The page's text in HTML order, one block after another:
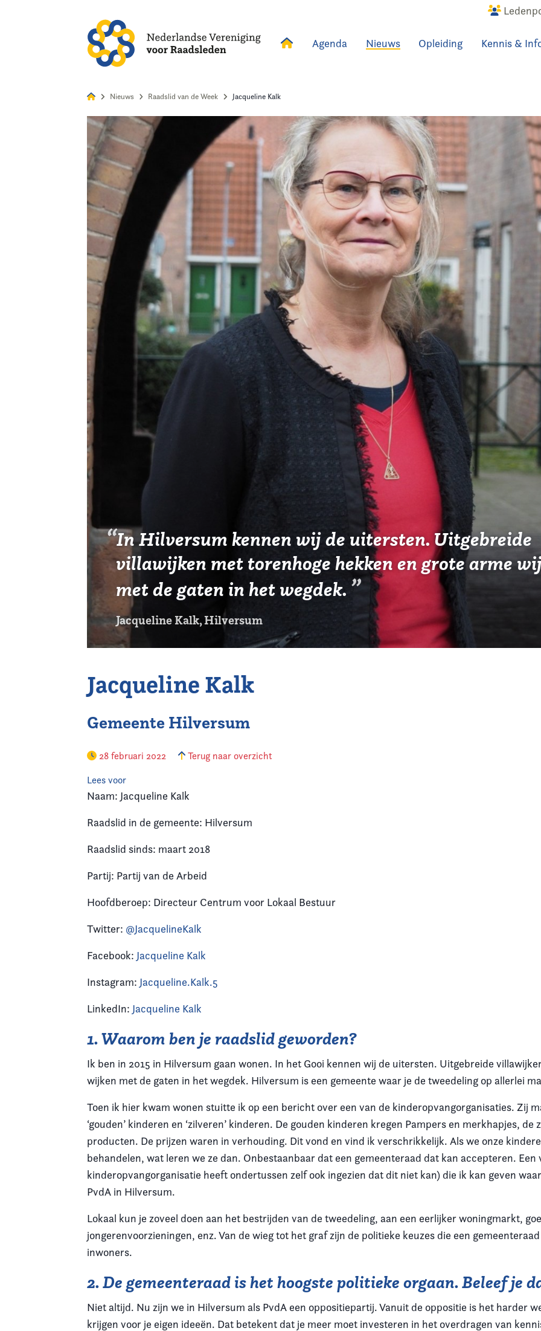
Agenda Nieuws Opleiding Kennis &
Kennis & Informatie
Nieuws Raadslid van de Week Jacqueline Kalk
In Hilversum kennen wij de uitersten. Uitgebreide
villawijken met torenhoge hekken en grote arme
met de gaten in het wegdek.
Jacqueline Kalk, Hilversum
Jacqueline Kalk
Gemeente Hilversum
28 februari 2022 Terug naar overzicht
Lees voor
Naam: Jacqueline Kalk
Raadslid in de gemeente: Hilversum
Raadslid sinds: maart 2018
Partij: Partij van de Arbeid
Hoofdberoep: Directeur Centrum voor Lokaal Bestuur
Twitter: @JacquelineKalk
Facebook: Jacqueline Kalk
Instagram: Jacqueline.Kalk.5
LinkedIn: Jacqueline Kalk
1. Waarom ben je raadslid geworden?
Ik ben in 2015 in Hilversum gaan wonen. In het Gooi kennen wij de uitersten. Uitgebreide
wijken met de gaten in het wegdek. Hilversum is een gemeente waar je de tweedeling op allerlei
Toen ik hier kwam wonen stuitte ik op een bericht over een van de kinderopvangorganisaties. Zij
‘gouden’ kinderen en ‘zilveren’ kinderen. De gouden kinderen kregen Pampers en merkhapjes,
producten. De prijzen waren in verhouding. Dit vond en vind ik verschrikkelijk. Als we onze
behandelen, wat leren we ze dan. Onbestaanbaar dat een gemeenteraad dat kan accepteren. Een
kinderopvangorganisatie heeft ondertussen zelf ook ingezien dat dit niet kan) die ik kan geven
PvdA in Hilversum.
Lokaal kun je zoveel doen aan het bestrijden van de tweedeling, aan een eerlijker woningmarkt,
jongerenvoorzieningen, enz. Van de wieg tot het graf zijn de politieke keuzes die een
inwoners.
2. De gemeenteraad is het hoogste politieke orgaan. Beleef je
Niet altijd. Nu zijn we in Hilversum als PvdA een oppositiepartij. Vanuit de oppositie is het harder
krijgen voor je eigen ideeën. Dat betekent dat je meer moet investeren in het overdragen van